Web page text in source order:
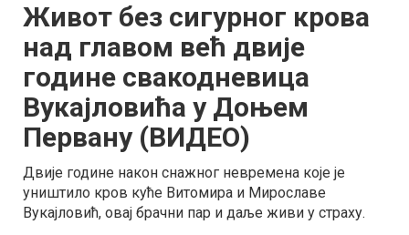
Живот без сигурног крова
над главом већ двије
године свакодневица
Вукајловића у Доњем
Первану (ВИДЕО)
Двије године након снажног невремена које је
уништило кров куће Витомира и Мирославе
Вукајловић, овај брачни пар и даље живи у страху.